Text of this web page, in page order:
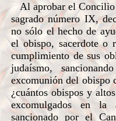
Al aprobar el Concilio
sagrado número IX,
no sólo el hecho de
el obispo, sacerdote o
cumplimiento de sus
judaísmo,
excomunión del obispo
¿cuántos obispos y
excomulgados en
sancionado por el